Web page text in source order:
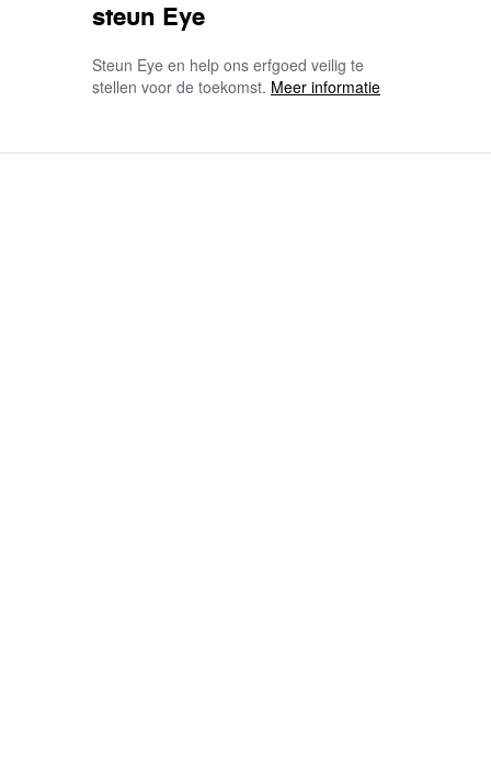
steun Eye
Steun Eye en help ons erfgoed veilig te
stellen voor de toekomst. Meer informatie